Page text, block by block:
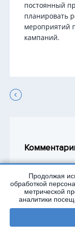
постоянный
планировать
мероприятий
кампаний.
Пока нет
Продолжая
обработкой
метрической
аналитики